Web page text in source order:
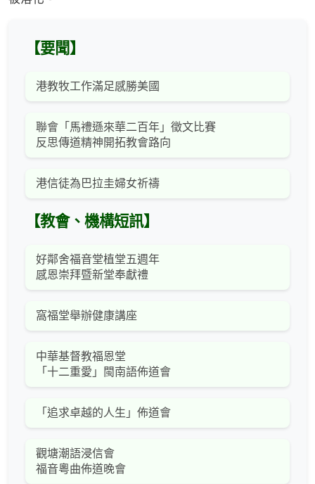
【要聞】
港教牧工作滿足感勝美國
聯會「馬禮遜來華二百年」徵文比賽
反思傳道精神開拓教會路向
港信徒為巴拉圭婦女祈禱
【教會、機構短訊】
好鄰舍福音堂植堂五週年
感恩崇拜暨新堂奉獻禮
窩福堂舉辦健康講座
中華基督教福恩堂
「十二重愛」閩南語佈道會
「追求卓越的人生」佈道會
觀塘潮語浸信會
福音粵曲佈道晚會